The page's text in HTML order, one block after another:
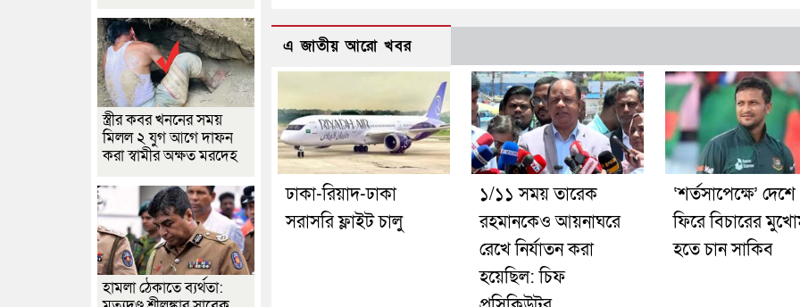
এ জাতীয় আরো খবর
ঢাকা-রিয়াদ-ঢাকা
সরাসরি ফ্লাইট চালু
১/১১ সময় তারেক
রহমানকেও আয়নাঘরে
রেখে নির্যাতন করা
হয়েছিল: চিফ
‘শর্তসাপেক্ষে’ দেশে
ফিরে বিচারের
হতে চান সাকিব
স্ত্রীর কবর খননের সময়
মিলল ২ যুগ আগে দাফন
করা স্বামীর অক্ষত মরদেহ
হামলা ঠেকাতে ব্যর্থতা: